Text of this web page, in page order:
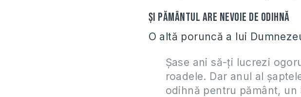
Şi pământul are nevoie de odihnă
O altă poruncă a lui
Şase ani să-ţi lucrezi
roadele. Dar anul al
odihnă pentru pământ,